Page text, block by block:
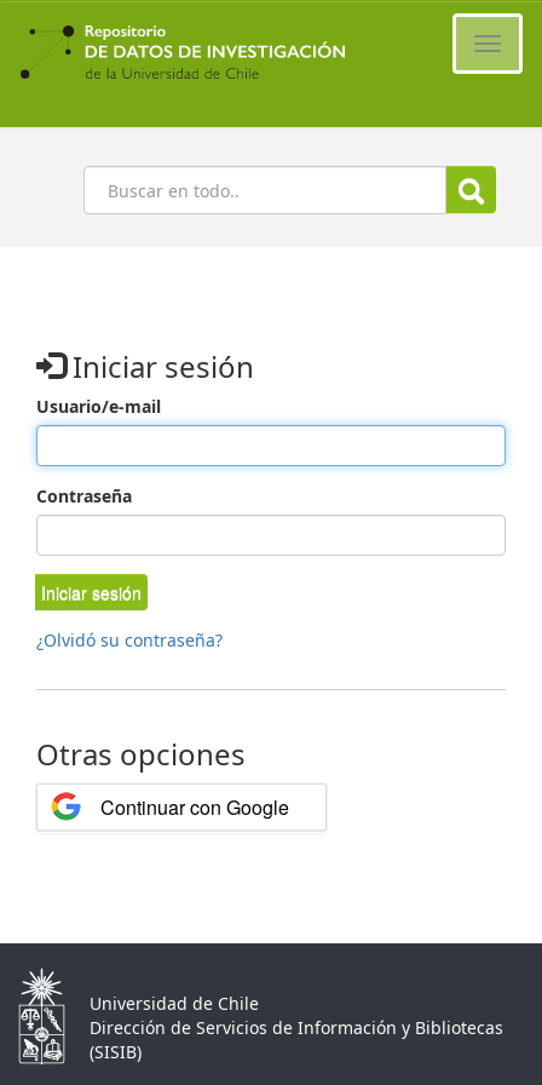
Ir
contenido
principal
Buscar
Iniciar sesión
Usuario/e-mail
Contraseña
Iniciar sesión
¿Olvidó su contraseña?
Otras opciones
Continuar con Google
Universidad de Chile
Dirección de Servicios de Información y Bibliotecas
(SISIB)